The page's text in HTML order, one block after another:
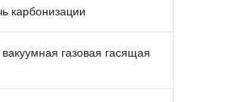
карбонизации
газовая гасящая